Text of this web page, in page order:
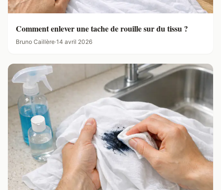
Comment enlever une tache de rouille sur du tissu ?
Bruno Caillère·14 avril 2026